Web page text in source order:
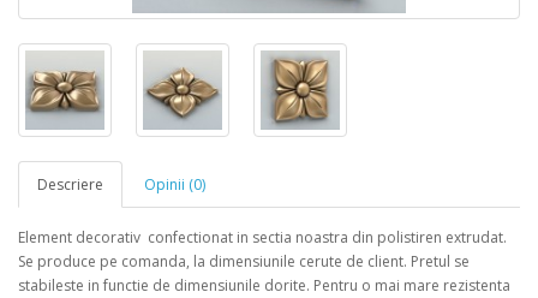
Descriere Opinii (0)
Element decorativ confectionat in sectia noastra din polistiren extrudat.
Se produce pe comanda, la dimensiunile cerute de client. Pretul se
stabileste in functie de dimensiunile dorite. Pentru o mai mare rezistenta